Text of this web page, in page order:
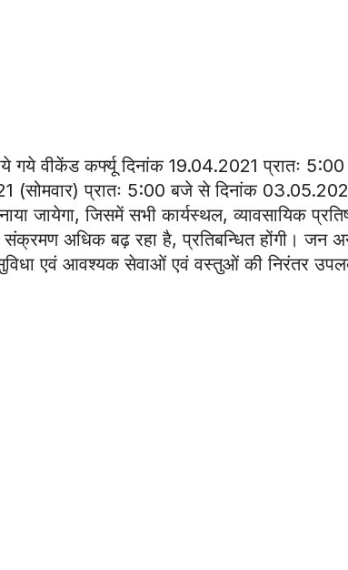
गये वीकेंड कर्फ्यू दिनांक 19.04.2021 प्रातः
(सोमवार) प्रातः 5:00 बजे से दिनांक
जायेगा, जिसमें सभी कार्यस्थल, व्यावसायिक
संक्रमण अधिक बढ़ रहा है, प्रतिबन्धित होंगी। जन
एवं आवश्यक सेवाओं एवं वस्तुओं की निरंतर